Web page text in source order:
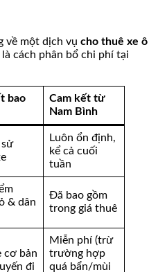
về một dịch vụ cho thuê xe ô
cách phân bổ chi phí tại
bao
Cam kết từ
Nam Bình
Luôn ổn định,
kể cả cuối
tuần
& dân
Đã bao gồm
trong giá thuê
cơ bản
đi
Miễn phí (trừ
trường hợp
quá bẩn/mùi